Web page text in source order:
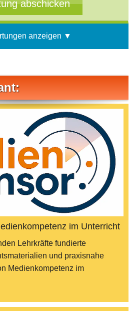
anzeigen ▼
im Unterricht
Lehrkräfte fundierte
und praxisnahe
Medienkompetenz im